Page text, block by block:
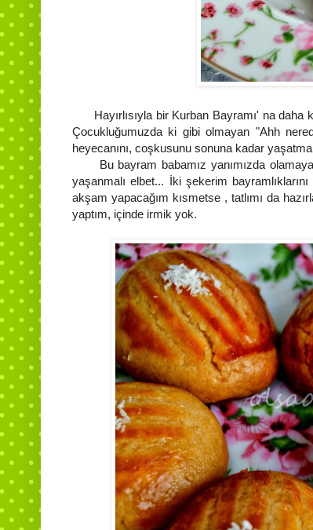
Hayırlısıyla bir Kurban Bayramı' na daha
Çocukluğumuzda ki gibi olmayan "Ahh
heyecanını, coşkusunu sonuna kadar
Bu bayram babamız yanımızda
yaşanmalı elbet... İki şekerim
akşam yapacağım kısmetse , tatlımı da
yaptım, içinde irmik yok.